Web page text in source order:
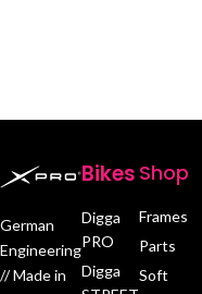
German
Engineering
// Made in
Bikes
Digga
PRO
Digga
Shop
Frames
Parts
Soft